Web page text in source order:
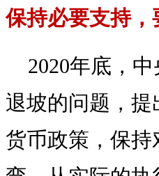
保持必要支持，
2020年底，
退坡的问题，
货币政策，保